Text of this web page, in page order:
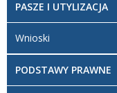
PASZE I UTYLIZACJA
Wnioski
PODSTAWY PRAWNE